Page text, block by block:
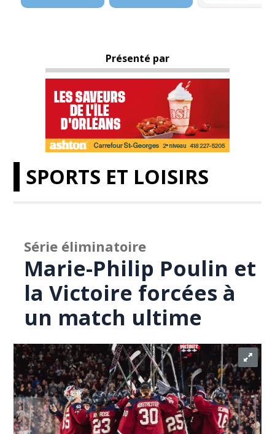
Présenté par
SPORTS ET LOISIRS
Série éliminatoire
Marie-Philip Poulin et
la Victoire forcées à
un match ultime